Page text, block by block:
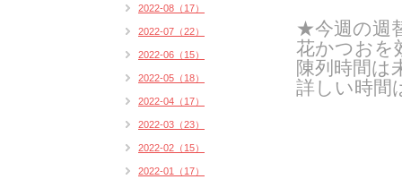
★今週の週
花かつおを
陳列時間は
詳しい時間
2022-08（17）
2022-07（22）
2022-06（15）
2022-05（18）
2022-04（17）
2022-03（23）
2022-02（15）
2022-01（17）